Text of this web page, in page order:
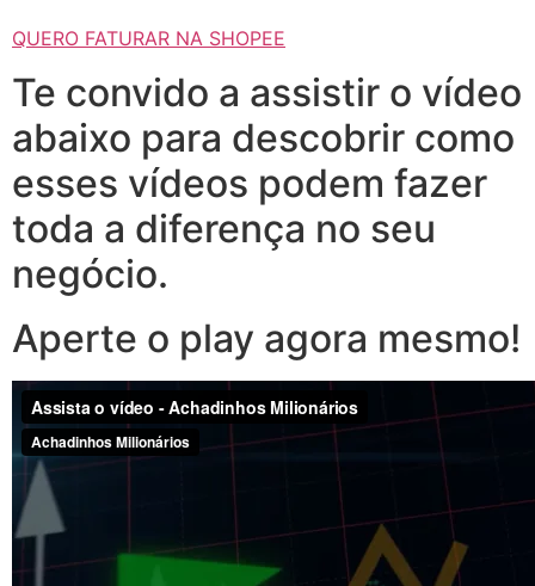
QUERO FATURAR NA SHOPEE
Te convido a assistir o vídeo
abaixo para descobrir como
esses vídeos podem fazer
toda a diferença no seu
negócio.
Aperte o play agora mesmo!